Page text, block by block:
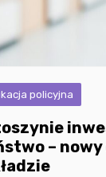
policyjna
–